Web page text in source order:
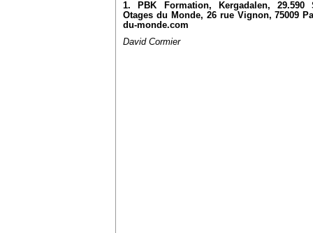
1. PBK Formation, Kergadalen, 29.590
Otages du Monde, 26 rue Vignon, 75009
du-monde.com
David Cormier